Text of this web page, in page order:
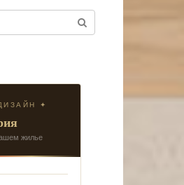
✦
жилье